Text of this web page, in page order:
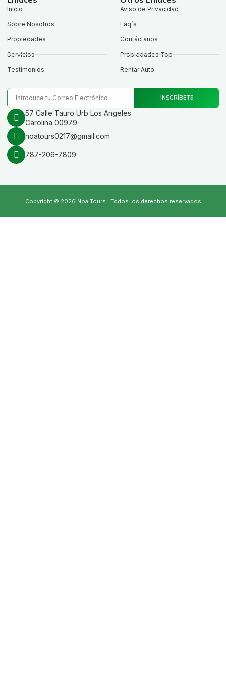
Inicio
Sobre Nosotros
Propiedades
Servicios
Testimonios
Aviso de Privacidad
Faq´s
Contáctanos
Propiedades Top
Rentar Auto
INSCRÍBETE
57 Calle Tauro Urb Los Angeles
Carolina 00979
noatours0217@gmail.com
787-206-7809
Copyright © 2026 Noa Tours | Todos los derechos reservados